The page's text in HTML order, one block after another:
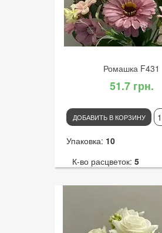
Ромашка F431
51.7 грн.
ДОБАВИТЬ В КОРЗИНУ
Упаковка: 10
К-во расцветок: 5
2971